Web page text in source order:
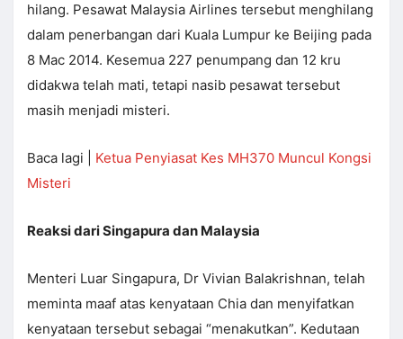
hilang. Pesawat Malaysia Airlines tersebut menghilang
dalam penerbangan dari Kuala Lumpur ke Beijing pada
8 Mac 2014. Kesemua 227 penumpang dan 12 kru
didakwa telah mati, tetapi nasib pesawat tersebut
masih menjadi misteri.
Baca lagi | Ketua Penyiasat Kes MH370 Muncul Kongsi
Misteri
Reaksi dari Singapura dan Malaysia
Menteri Luar Singapura, Dr Vivian Balakrishnan, telah
meminta maaf atas kenyataan Chia dan menyifatkan
kenyataan tersebut sebagai “menakutkan”. Kedutaan